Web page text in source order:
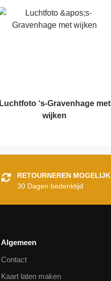
Luchtfoto ‘s-Gravenhage met
wijken
RETOURNEREN MOGELIJK
30 Dagen bedenktijd
Algemeen
Contact
Kaart laten maken